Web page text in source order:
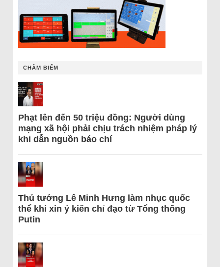
CHÂM BIẾM
Phạt lên đến 50 triệu đồng: Người dùng
mạng xã hội phải chịu trách nhiệm pháp lý
khi dẫn nguồn báo chí
Thủ tướng Lê Minh Hưng làm nhục quốc
thể khi xin ý kiến chỉ đạo từ Tổng thống
Putin